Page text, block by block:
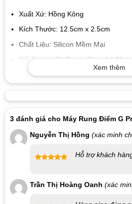
Xuất Xứ: Hồng Kông
Kích Thước: 12.5cm x 2.5cm
Chất Liệu: Silicon Mềm Mại
Đối Tượng Sử Dụng: Các cặp đôi
giới
Mát Xa Âm Vật, Nhũ Hoa.
Kích Thích Điểm G, Gia Tăng
Bảo Quản và Bảo Hành:
Xem thêm
3 đánh giá cho Máy Rung Điểm G
sao
Nguyễn Thị Hồng (xác minh
Hỗ trợ khách
Trần Thị Hoàng Oanh (xác